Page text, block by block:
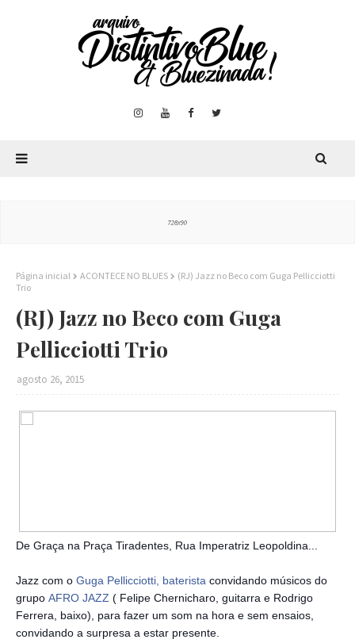
Página inicial ACONTECE NO BLUES
(RJ) Jazz no Beco com Guga Pellicciotti
Trio
(RJ) Jazz no Beco com Guga
Pellicciotti Trio
agosto 26, 2015
De Graça na Praça Tiradentes, Rua Imperatriz Leopoldina...
Jazz com o Guga Pellicciotti, baterista convidando músicos do
grupo AFRO JAZZ ( Felipe Chernicharo, guitarra e Rodrigo
Ferrera, baixo), para fazer um som na hora e sem ensaios,
convidando a surpresa a estar presente.